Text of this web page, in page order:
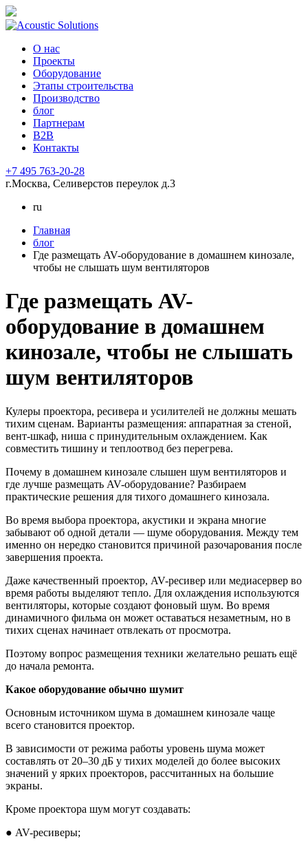
О нас
Проекты
Оборудование
Этапы строительства
Производство
блог
Партнерам
B2B
Контакты
+7 495 763-20-28
г.Москва, Селиверстов переулок д.3
ru
Главная
блог
Где размещать AV-оборудование в домашнем кинозале,
чтобы не слышать шум вентиляторов
Где размещать AV-
оборудование в домашнем
кинозале, чтобы не слышать
шум вентиляторов
Кулеры проектора, ресивера и усилителей не должны мешать
тихим сценам. Варианты размещения: аппаратная за стеной,
вент-шкаф, ниша с принудительным охлаждением. Как
совместить тишину и теплоотвод без перегрева.
Почему в домашнем кинозале слышен шум вентиляторов и
где лучше размещать AV-оборудование? Разбираем
практические решения для тихого домашнего кинозала.
Во время выбора проектора, акустики и экрана многие
забывают об одной детали — шуме оборудования. Между тем
именно он нередко становится причиной разочарования после
завершения проекта.
Даже качественный проектор, AV-ресивер или медиасервер во
время работы выделяют тепло. Для охлаждения используются
вентиляторы, которые создают фоновый шум. Во время
динамичного фильма он может оставаться незаметным, но в
тихих сценах начинает отвлекать от просмотра.
Поэтому вопрос размещения техники желательно решать ещё
до начала ремонта.
Какое оборудование обычно шумит
Основным источником шума в домашнем кинозале чаще
всего становится проектор.
В зависимости от режима работы уровень шума может
составлять от 20–30 дБ у тихих моделей до более высоких
значений у ярких проекторов, рассчитанных на большие
экраны.
Кроме проектора шум могут создавать:
● AV-ресиверы;